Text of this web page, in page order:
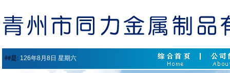
##是: 126年8月8日 星期六